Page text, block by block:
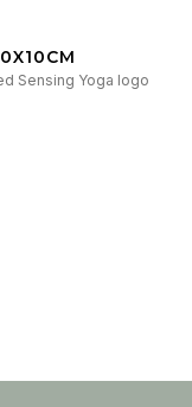
Sensing Yoga logo